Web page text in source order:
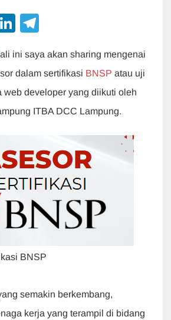
T
Li
k
e
dI
n
e
gr
a
m
ini saya akan sharing mengenai
dalam sertifikasi BNSP atau uji
web developer yang diikuti oleh
ITBA DCC Lampung.
BNSP
semakin berkembang,
kerja yang terampil di bidang